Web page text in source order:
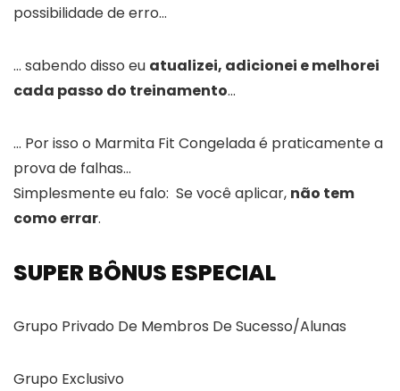
possibilidade de erro…
… sabendo disso eu atualizei, adicionei e melhorei
cada passo do treinamento…
… Por isso o Marmita Fit Congelada é praticamente a
prova de falhas…
Simplesmente eu falo: Se você aplicar, não tem
como errar.
SUPER BÔNUS ESPECIAL
Grupo Privado De Membros De Sucesso/Alunas
Grupo Exclusivo